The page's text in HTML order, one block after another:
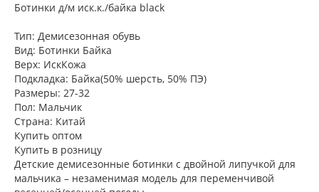
Ботинки д/м иск.к./байка black
Тип: Демисезонная обувь
Вид: Ботинки Байка
Верх: ИскКожа
Подкладка: Байка(50% шерсть, 50% ПЭ)
Размеры: 27-32
Пол: Мальчик
Страна: Китай
Купить оптом
Купить в розницу
Детские демисезонные ботинки с двойной липучкой для
мальчика – незаменимая модель для переменчивой